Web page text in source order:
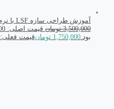
آموزش طراحی سازه LSF با نرم افزار FRAMECAD
3,500,000 تومان
بود.1,750,000 تومانقیمت فعلی: 1,750,000 تومان.